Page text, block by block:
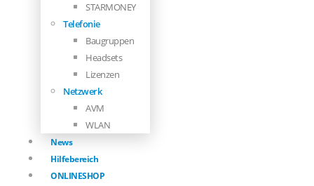
STARMONEY
Telefonie
Baugruppen
Headsets
Lizenzen
Netzwerk
AVM
WLAN
News
Hilfebereich
ONLINESHOP